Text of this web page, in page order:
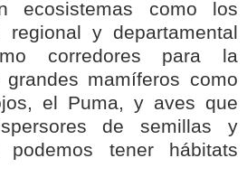
ecosistemas como los
y departamental
corredores para la
mamíferos como
el Puma, y aves que
de semillas y
tener hábitats